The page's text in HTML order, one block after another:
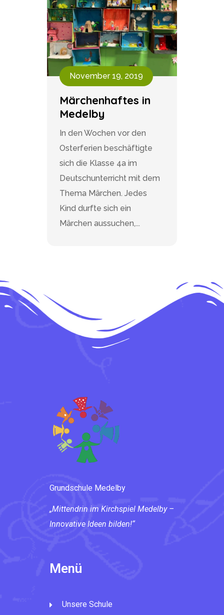
November 19, 2019
Märchenhaftes in
Medelby
In den Wochen vor den
Osterferien beschäftigte
sich die Klasse 4a im
Deutschunterricht mit dem
Thema Märchen. Jedes
Kind durfte sich ein
Märchen aussuchen,...
Grundschule Medelby
„Mittendrin im Kirchspiel Medelby –
Innovative Ideen bilden!“
Menü
Unsere Schule